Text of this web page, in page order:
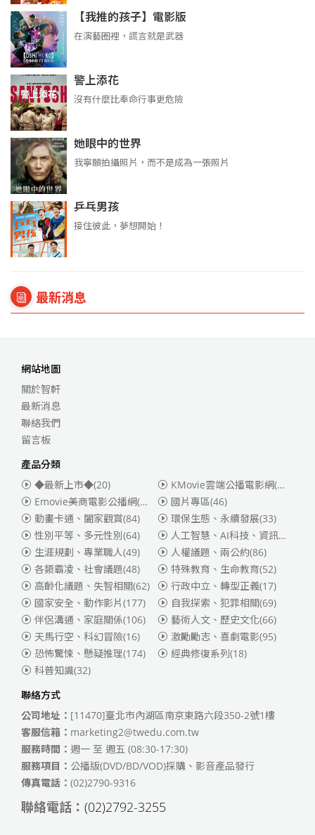
【我推的孩子】電影版
在演藝圈裡，謊言就是武器
警上添花
沒有什麼比奉命行事更危險
她眼中的世界
我寧願拍攝照片，而不是成為一張照片
乒乓男孩
接住彼此，夢想開始！
最新消息
網站地圖
關於智軒
最新消息
聯絡我們
留言板
產品分類
◆最新上市◆(20)
KMovie雲端公播電影網(迪士尼、福斯、索尼)
Emovie美商電影公播網(華納)
(186)
國片專區(46)
動畫卡通、闔家觀賞(84) 環保生態、永續發展(33)
性別平等、多元性別(64) 人工智慧、AI科技、資訊安全
生涯規劃、專業職人(49) 人權議題、兩公約(86)
各類霸凌、社會議題(48) 特殊教育、生命教育(52)
高齡化議題、失智相關(62) 行政中立、轉型正義(17)
國家安全、動作影片(177) 自我探索、犯罪相關(69)
伴侶溝通、家庭關係(106) 藝術人文、歷史文化(66)
天馬行空、科幻冒險(16) 激勵勵志、喜劇電影(95)
恐怖驚悚、懸疑推理(174) 經典修復系列(18)
科普知識(32)
聯絡方式
公司地址： [11470]臺北市內湖區南京東路六段350-2號1樓
客服信箱： marketing2@twedu.com.tw
服務時間： 週一 至 週五 (08:30-17:30)
服務項目： 公播版(DVD/BD/VOD)採購、影音產品發行
傳真電話： (02)2790-9316
聯絡電話： (02)2792-3255